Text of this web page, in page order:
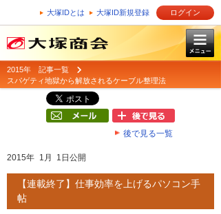
大塚IDとは 大塚ID新規登録 ログイン
2015年 記事一覧
スパゲティ地獄から解放されるケーブル整理法
後で見る一覧
2015年 1月 1日公開
【連載終了】仕事効率を上げるパソコン手
帖